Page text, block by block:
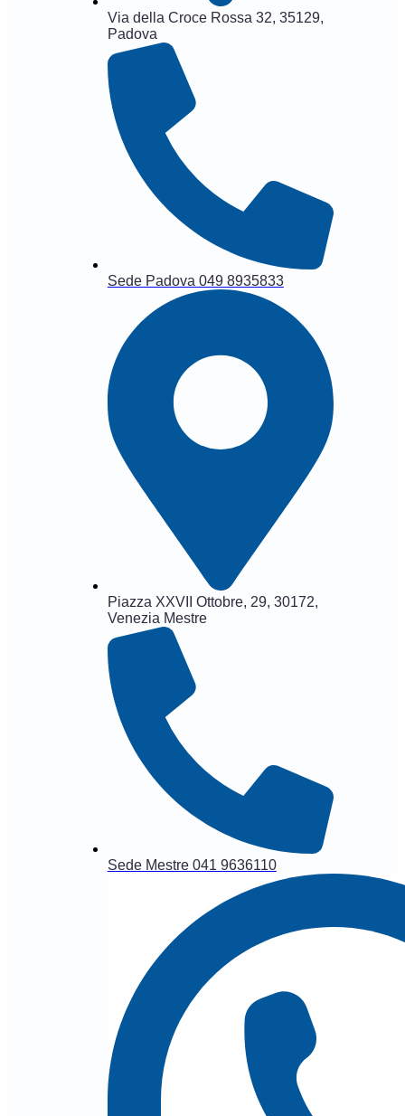
Via della Croce Rossa 32, 35129,
Padova
Sede Padova 049 8935833
Piazza XXVII Ottobre, 29, 30172,
Venezia Mestre
Sede Mestre 041 9636110